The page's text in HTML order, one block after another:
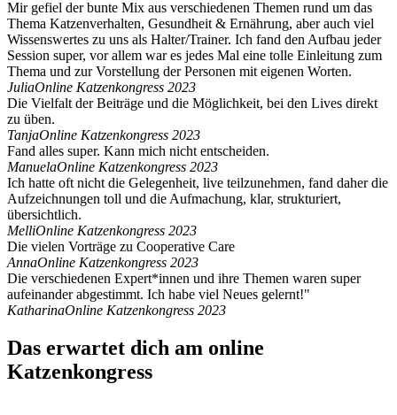
Mir gefiel der bunte Mix aus verschiedenen Themen rund um das
Thema Katzenverhalten, Gesundheit & Ernährung, aber auch viel
Wissenswertes zu uns als Halter/Trainer. Ich fand den Aufbau jeder
Session super, vor allem war es jedes Mal eine tolle Einleitung zum
Thema und zur Vorstellung der Personen mit eigenen Worten.
JuliaOnline Katzenkongress 2023
Die Vielfalt der Beiträge und die Möglichkeit, bei den Lives direkt
zu üben.
TanjaOnline Katzenkongress 2023
Fand alles super. Kann mich nicht entscheiden.
ManuelaOnline Katzenkongress 2023
Ich hatte oft nicht die Gelegenheit, live teilzunehmen, fand daher die
Aufzeichnungen toll und die Aufmachung, klar, strukturiert,
übersichtlich.
MelliOnline Katzenkongress 2023
Die vielen Vorträge zu Cooperative Care
AnnaOnline Katzenkongress 2023
Die verschiedenen Expert*innen und ihre Themen waren super
aufeinander abgestimmt. Ich habe viel Neues gelernt!"
KatharinaOnline Katzenkongress 2023
Das erwartet dich am online
Katzenkongress